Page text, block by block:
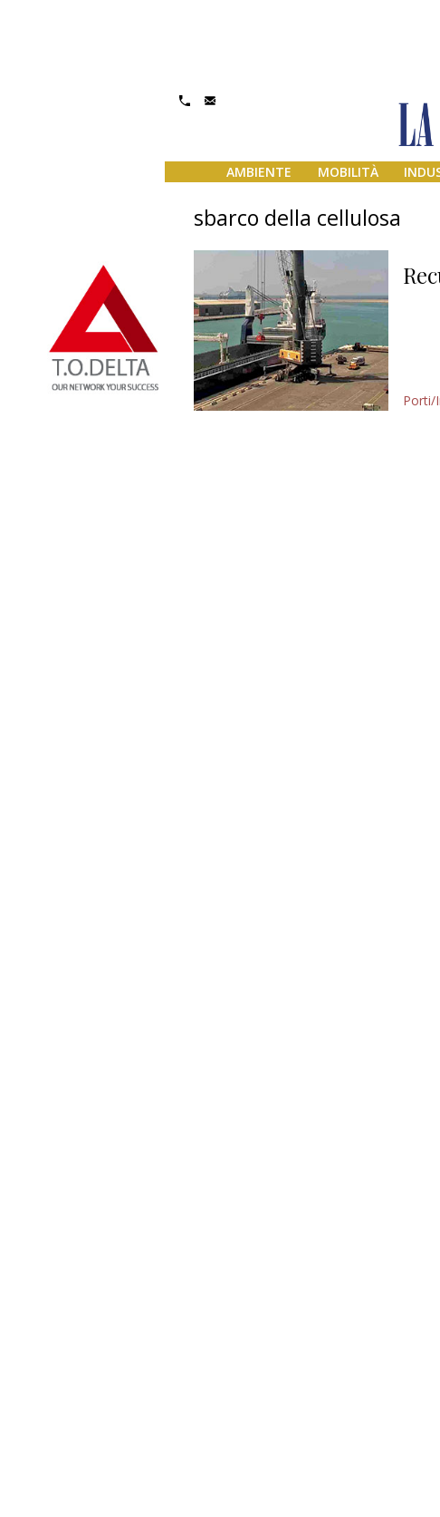
AMBIENTE MOBILITÀ
sbarco della cellulosa
Porti/